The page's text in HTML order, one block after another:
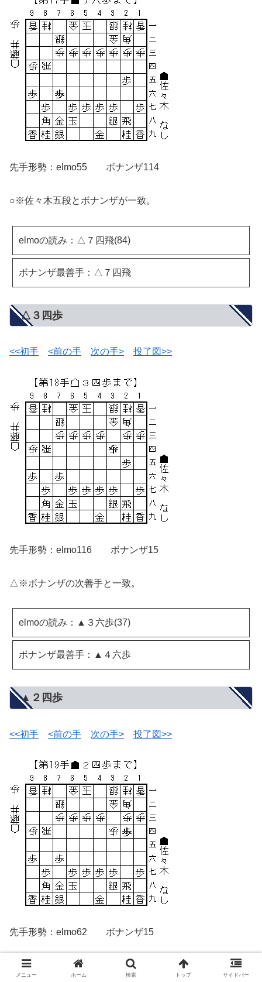
先手形勢：elmo55 ボナンザ114
○※佐々木五段とボナンザが一致。
elmoの読み：△７四飛(84)
ボナンザ最善手：△７四飛
△３四歩
<<初手 <前の手 次の手> 投了図>>
先手形勢：elmo116 ボナンザ15
△※ボナンザの次善手と一致。
elmoの読み：▲３六歩(37)
ボナンザ最善手：▲４六歩
▲２四歩
<<初手 <前の手 次の手> 投了図>>
先手形勢：elmo62 ボナンザ15
△※ボナンザの次善手と一致。
メニュー ホーム 検索 トップ サイドバー